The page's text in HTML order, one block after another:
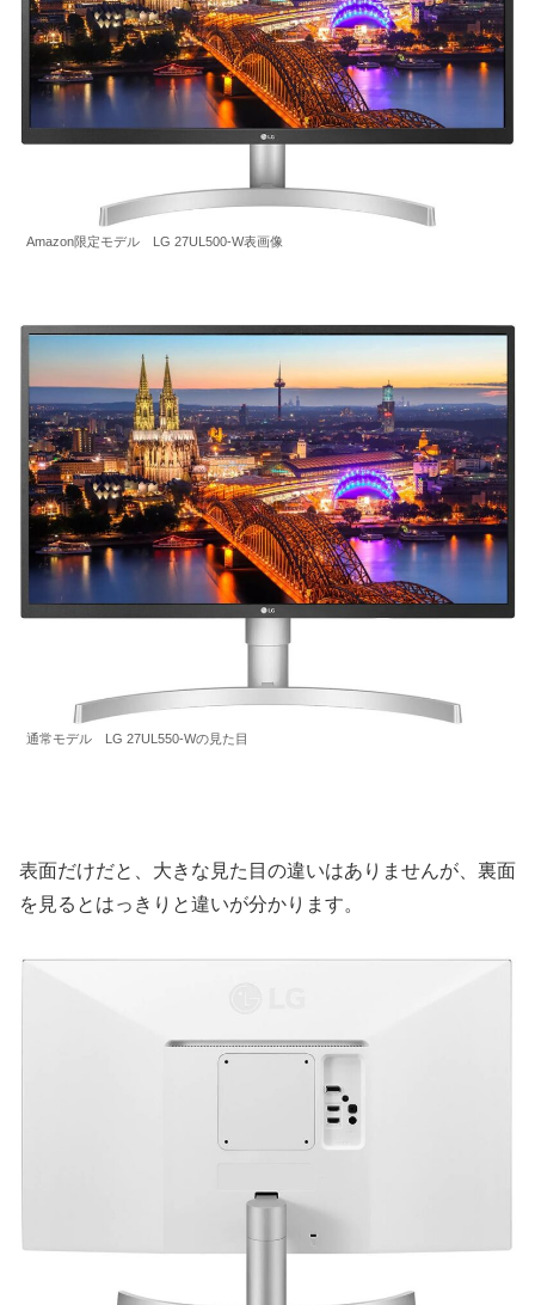
Amazon限定モデル LG 27UL500-W表画像
通常モデル LG 27UL550-Wの見た目
表面だけだと、大きな見た目の違いはありませんが、裏面
を見るとはっきりと違いが分かります。